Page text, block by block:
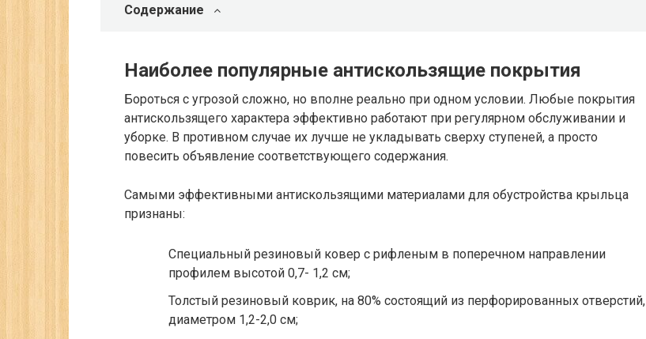
Содержание
Наиболее популярные антискользящие покрытия
Бороться с угрозой сложно, но вполне реально при одном условии. Любые покрытия
антискользящего характера эффективно работают при регулярном обслуживании и
уборке. В противном случае их лучше не укладывать сверху ступеней, а просто
повесить объявление соответствующего содержания.
Самыми эффективными антискользящими материалами для обустройства крыльца
признаны:
Специальный резиновый ковер с рифленым в поперечном направлении
профилем высотой 0,7- 1,2 см;
Толстый резиновый коврик, на 80% состоящий из перфорированных отверстий,
диаметром 1,2-2,0 см;